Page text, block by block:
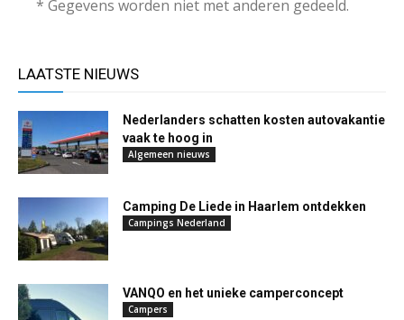
* Gegevens worden niet met anderen gedeeld.
LAATSTE NIEUWS
Nederlanders schatten kosten autovakantie
vaak te hoog in
Algemeen nieuws
Camping De Liede in Haarlem ontdekken
Campings Nederland
VANQO en het unieke camperconcept
Campers